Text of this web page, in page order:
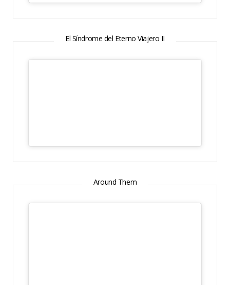
El Síndrome del Eterno Viajero II
Around Them